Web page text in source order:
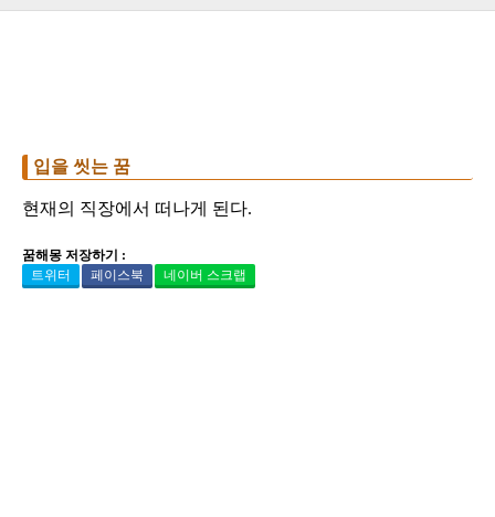
입을 씻는 꿈
현재의 직장에서 떠나게 된다.
꿈해몽 저장하기 :
트위터
페이스북 네이버 스크랩